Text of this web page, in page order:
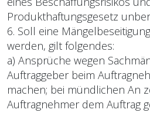
Produkthaftungsgesetz
6. Soll eine
werden, gilt folgendes:
a) Ansprüche wegen
Auftraggeber beim
machen; bei mündlichen An
Auftragnehmer dem Auftrag